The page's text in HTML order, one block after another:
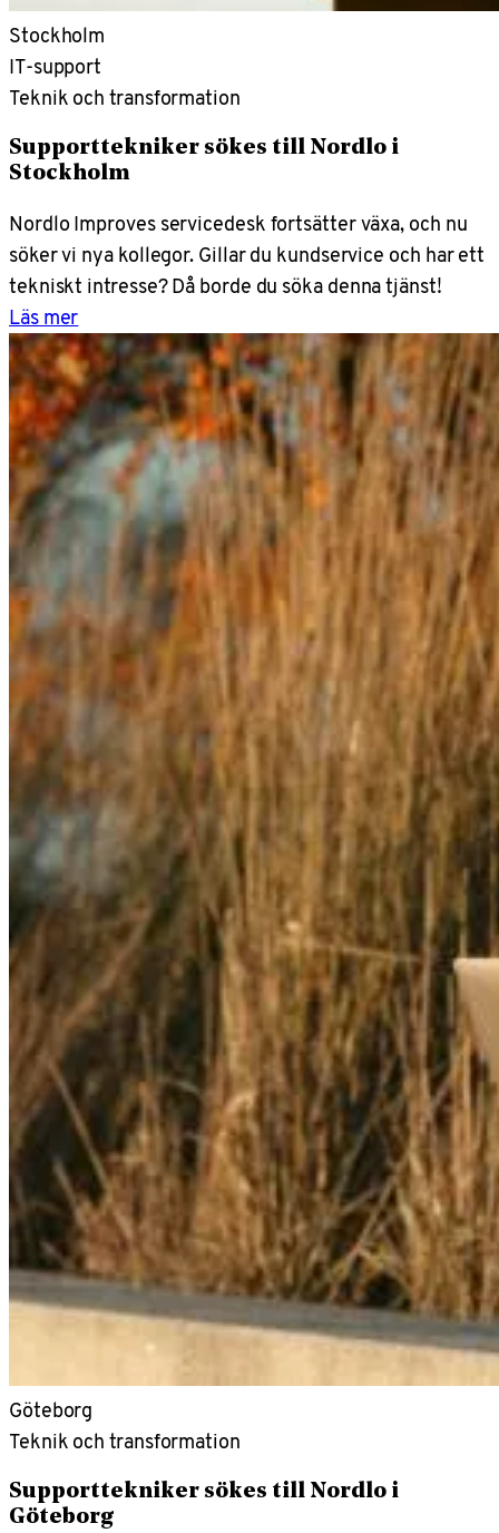
Stockholm
IT-support
Teknik och transformation
Supporttekniker sökes till Nordlo i
Stockholm
Nordlo Improves servicedesk fortsätter växa, och nu
söker vi nya kollegor. Gillar du kundservice och har ett
tekniskt intresse? Då borde du söka denna tjänst!
Läs mer
Göteborg
Teknik och transformation
Supporttekniker sökes till Nordlo i
Göteborg